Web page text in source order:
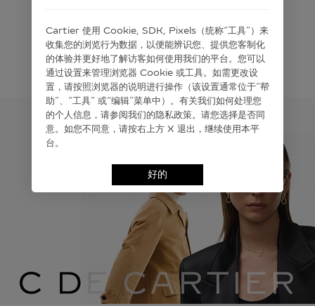
Cartier 使⽤ Cookie, SDK, Pixels（统称“⼯具”）来
收集您的浏览⾏为数据，以便能辨识您、提供您客制化
的体验并更好地了解访客如何使⽤我们的平台。您可以
通过设置来管理浏览器 Cookie 或⼯具。如需更改设
置，请按照浏览器的说明进⾏操作（该设置通常位于“帮
助”、“⼯具” 或“编辑”菜单中）。有关我们如何处理您
的个⼈信息，请参阅我们的隐私政策。请您选择是否同
意。如您不同意，请按右上⽅ X 退出，继续使⽤本平
台。
好的